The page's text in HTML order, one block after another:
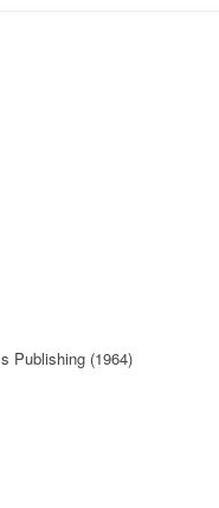
Publishing (1964)